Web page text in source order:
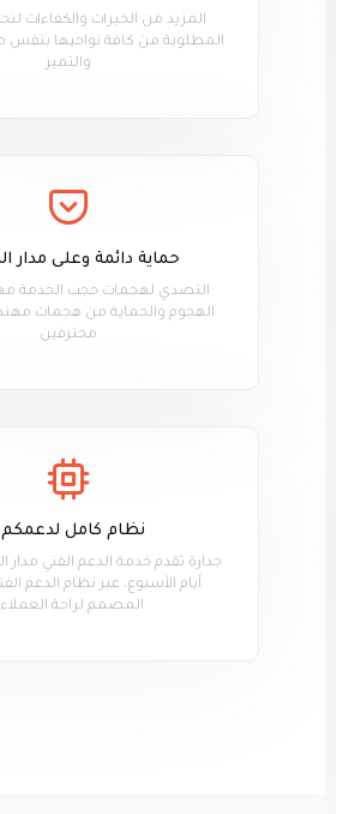
المزيد من الخبرات والكفاءات
المطلوبة من كافة نواحيها بنفس
والتميز
حماية دائمة وعلى مدار
التصدي لهجمات حجب الخدمة
الهجوم والحماية من هجمات
محترفين
نظام كامل
جدارة تقدم خدمة الدعم الفني مدار
أيام الأسبوع، عبر نظام الدعم
المصمم لراحة